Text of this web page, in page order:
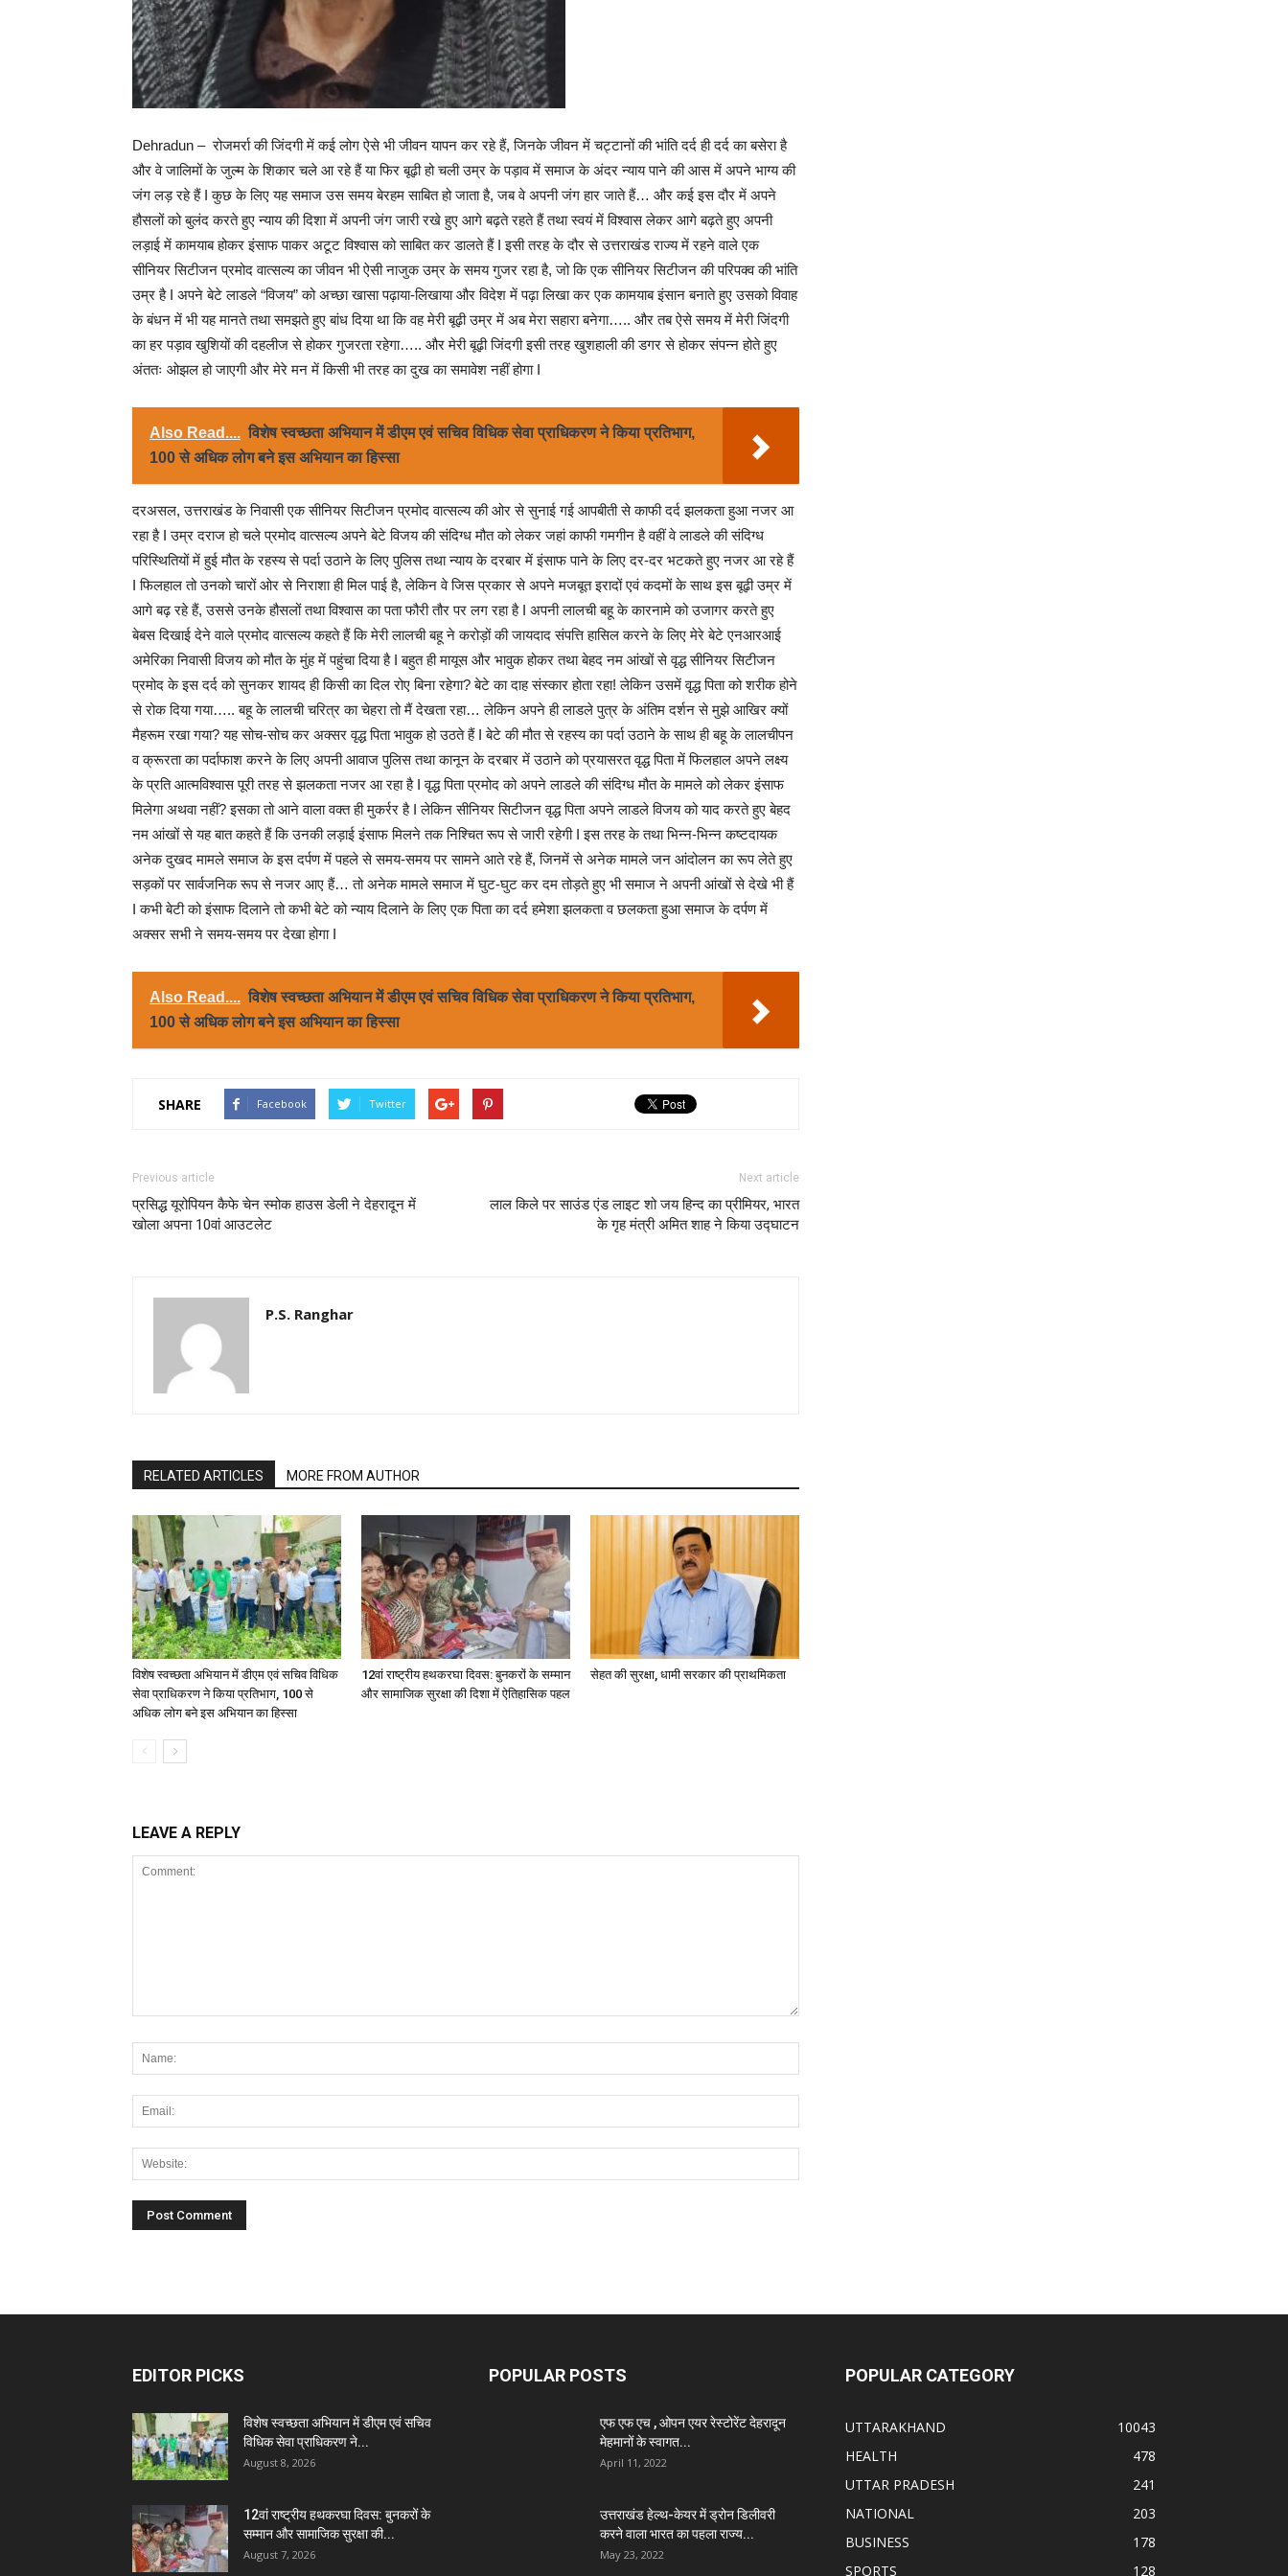
Dehradun – रोजमर्रा की जिंदगी में कई लोग ऐसे भी जीवन यापन कर रहे हैं, जिनके जीवन में चट्टानों की भांति दर्द ही दर्द का बसेरा है
और वे जालिमों के जुल्म के शिकार चले आ रहे हैं या फिर बूढ़ी हो चली उम्र के पड़ाव में समाज के अंदर न्याय पाने की आस में अपने भाग्य की
जंग लड़ रहे हैं I कुछ के लिए यह समाज उस समय बेरहम साबित हो जाता है, जब वे अपनी जंग हार जाते हैं… और कई इस दौर में अपने
हौसलों को बुलंद करते हुए न्याय की दिशा में अपनी जंग जारी रखे हुए आगे बढ़ते रहते हैं तथा स्वयं में विश्वास लेकर आगे बढ़ते हुए अपनी
लड़ाई में कामयाब होकर इंसाफ पाकर अटूट विश्वास को साबित कर डालते हैं I इसी तरह के दौर से उत्तराखंड राज्य में रहने वाले एक
सीनियर सिटीजन प्रमोद वात्सल्य का जीवन भी ऐसी नाजुक उम्र के समय गुजर रहा है, जो कि एक सीनियर सिटीजन की परिपक्व की भांति
उम्र है I अपने बेटे लाडले “विजय” को अच्छा खासा पढ़ाया-लिखाया और विदेश में पढ़ा लिखा कर एक कामयाब इंसान बनाते हुए उसको विवाह
के बंधन में भी यह मानते तथा समझते हुए बांध दिया था कि वह मेरी बूढ़ी उम्र में अब मेरा सहारा बनेगा….. और तब ऐसे समय में मेरी जिंदगी
का हर पड़ाव खुशियों की दहलीज से होकर गुजरता रहेगा….. और मेरी बूढ़ी जिंदगी इसी तरह खुशहाली की डगर से होकर संपन्न होते हुए
अंततः ओझल हो जाएगी और मेरे मन में किसी भी तरह का दुख का समावेश नहीं होगा I
Also Read.... विशेष स्वच्छता अभियान में डीएम एवं सचिव विधिक सेवा प्राधिकरण ने किया प्रतिभाग,
100 से अधिक लोग बने इस अभियान का हिस्सा
दरअसल, उत्तराखंड के निवासी एक सीनियर सिटीजन प्रमोद वात्सल्य की ओर से सुनाई गई आपबीती से काफी दर्द झलकता हुआ नजर आ
रहा है I उम्र दराज हो चले प्रमोद वात्सल्य अपने बेटे विजय की संदिग्ध मौत को लेकर जहां काफी गमगीन है वहीं वे लाडले की संदिग्ध
परिस्थितियों में हुई मौत के रहस्य से पर्दा उठाने के लिए पुलिस तथा न्याय के दरबार में इंसाफ पाने के लिए दर-दर भटकते हुए नजर आ रहे हैं
I फिलहाल तो उनको चारों ओर से निराशा ही मिल पाई है, लेकिन वे जिस प्रकार से अपने मजबूत इरादों एवं कदमों के साथ इस बूढ़ी उम्र में
आगे बढ़ रहे हैं, उससे उनके हौसलों तथा विश्वास का पता फौरी तौर पर लग रहा है I अपनी लालची बहू के कारनामे को उजागर करते हुए
बेबस दिखाई देने वाले प्रमोद वात्सल्य कहते हैं कि मेरी लालची बहू ने करोड़ों की जायदाद संपत्ति हासिल करने के लिए मेरे बेटे एनआरआई
अमेरिका निवासी विजय को मौत के मुंह में पहुंचा दिया है I बहुत ही मायूस और भावुक होकर तथा बेहद नम आंखों से वृद्ध सीनियर सिटीजन
प्रमोद के इस दर्द को सुनकर शायद ही किसी का दिल रोए बिना रहेगा? बेटे का दाह संस्कार होता रहा! लेकिन उसमें वृद्ध पिता को शरीक होने
से रोक दिया गया….. बहू के लालची चरित्र का चेहरा तो मैं देखता रहा… लेकिन अपने ही लाडले पुत्र के अंतिम दर्शन से मुझे आखिर क्यों
मैहरूम रखा गया? यह सोच-सोच कर अक्सर वृद्ध पिता भावुक हो उठते हैं I बेटे की मौत से रहस्य का पर्दा उठाने के साथ ही बहू के लालचीपन
व क्रूरता का पर्दाफाश करने के लिए अपनी आवाज पुलिस तथा कानून के दरबार में उठाने को प्रयासरत वृद्ध पिता में फिलहाल अपने लक्ष्य
के प्रति आत्मविश्वास पूरी तरह से झलकता नजर आ रहा है I वृद्ध पिता प्रमोद को अपने लाडले की संदिग्ध मौत के मामले को लेकर इंसाफ
मिलेगा अथवा नहीं? इसका तो आने वाला वक्त ही मुकर्रर है I लेकिन सीनियर सिटीजन वृद्ध पिता अपने लाडले विजय को याद करते हुए बेहद
नम आंखों से यह बात कहते हैं कि उनकी लड़ाई इंसाफ मिलने तक निश्चित रूप से जारी रहेगी I इस तरह के तथा भिन्न-भिन्न कष्टदायक
अनेक दुखद मामले समाज के इस दर्पण में पहले से समय-समय पर सामने आते रहे हैं, जिनमें से अनेक मामले जन आंदोलन का रूप लेते हुए
सड़कों पर सार्वजनिक रूप से नजर आए हैं… तो अनेक मामले समाज में घुट-घुट कर दम तोड़ते हुए भी समाज ने अपनी आंखों से देखे भी हैं
I कभी बेटी को इंसाफ दिलाने तो कभी बेटे को न्याय दिलाने के लिए एक पिता का दर्द हमेशा झलकता व छलकता हुआ समाज के दर्पण में
अक्सर सभी ने समय-समय पर देखा होगा I
Also Read.... विशेष स्वच्छता अभियान में डीएम एवं सचिव विधिक सेवा प्राधिकरण ने किया प्रतिभाग,
100 से अधिक लोग बने इस अभियान का हिस्सा
SHARE Facebook Twitter
Previous article
प्रसिद्ध यूरोपियन कैफे चेन स्मोक हाउस डेली ने देहरादून में
खोला अपना 10वां आउटलेट
Next article
लाल किले पर साउंड एंड लाइट शो जय हिन्द का प्रीमियर, भारत
के गृह मंत्री अमित शाह ने किया उद्घाटन
P.S. Ranghar
RELATED ARTICLES MORE FROM AUTHOR
विशेष स्वच्छता अभियान में डीएम एवं सचिव विधिक
सेवा प्राधिकरण ने किया प्रतिभाग, 100 से
अधिक लोग बने इस अभियान का हिस्सा
12वां राष्ट्रीय हथकरघा दिवस: बुनकरों के सम्मान
और सामाजिक सुरक्षा की दिशा में ऐतिहासिक पहल
सेहत की सुरक्षा, धामी सरकार की प्राथमिकता
LEAVE A REPLY
EDITOR PICKS
विशेष स्वच्छता अभियान में डीएम एवं सचिव
विधिक सेवा प्राधिकरण ने...
August 8, 2026
12वां राष्ट्रीय हथकरघा दिवस: बुनकरों के
सम्मान और सामाजिक सुरक्षा की...
August 7, 2026
POPULAR POSTS
एफ एफ एच , ओपन एयर रेस्टोरेंट देहरादून
मेहमानों के स्वागत...
April 11, 2022
उत्तराखंड हेल्थ-केयर में ड्रोन डिलीवरी
करने वाला भारत का पहला राज्य...
May 23, 2022
POPULAR CATEGORY
UTTARAKHAND
10043
HEALTH
478
UTTAR PRADESH
241
NATIONAL
203
BUSINESS
178
SPORTS
128